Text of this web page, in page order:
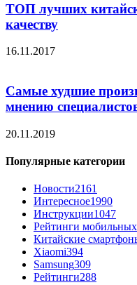
ТОП лучших
качеству
16.11.2017
Самые худшие
мнению
20.11.2019
Популярные категории
Новости2161
Интересное1990
Инструкции1047
Рейтинги
Китайские
Xiaomi394
Samsung309
Рейтинги288